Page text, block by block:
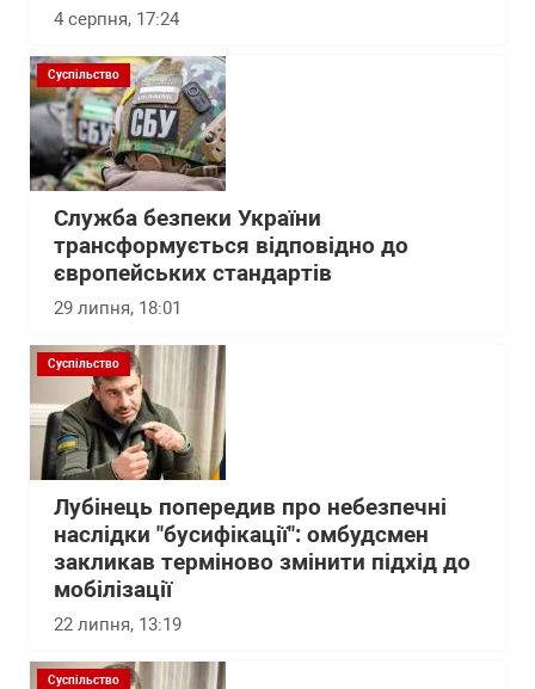
4 серпня, 17:24
Суспільство
Служба безпеки України
трансформується відповідно до
європейських стандартів
29 липня, 18:01
Суспільство
Лубінець попередив про небезпечні
наслідки "бусифікації": омбудсмен
закликав терміново змінити підхід до
мобілізації
22 липня, 13:19
Суспільство